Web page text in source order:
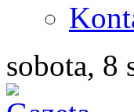
sobota, 8